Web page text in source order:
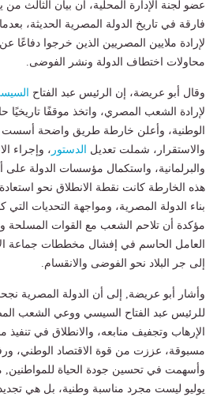
فارقة في تاريخ الدولة المصرية الحديثة،
لإرادة ملايين المصريين الذين خرجوا دفاعًا
محاولات اختطاف الدولة ونشر الفوضى.
وقال أبو عريضة، إن الرئيس عبد الفتاح
لإرادة الشعب المصري، واتخذ موقفًا
الوطنية، وأعلن خارطة طريق واضحة أسست
والاستقرار، شملت تعديل
الدستور ، وإجراء
والبرلمانية، واستكمال مؤسسات الدولة
هذه الخارطة كانت نقطة الانطلاق نحو استعادة
بناء الدولة المصرية، ومواجهة التحديات التي
مؤكدة أن تلاحم الشعب مع القوات المسلحة
العامل الحاسم في إفشال مخططات جماعة
إلى جر البلاد نحو الفوضى والانقسام.
وأشار أبو عريضة, إلى أن الدولة المصرية
للرئيس عبد الفتاح السيسي ووعي الشعب
الإرهاب وتجفيف منابعه، والانطلاق في
مسبوقة، عززت من قوة الاقتصاد الوطني،
وأسهمت في تحسين جودة الحياة للمواطنين,
يوليو ليست مجرد مناسبة وطنية، بل هي